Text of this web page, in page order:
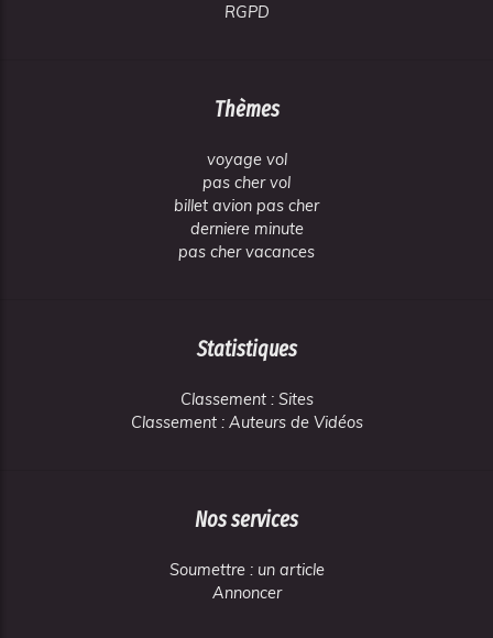
RGPD
Thèmes
voyage vol
pas cher vol
billet avion pas cher
derniere minute
pas cher vacances
Statistiques
Classement : Sites
Classement : Auteurs de Vidéos
Nos services
Soumettre : un article
Annoncer